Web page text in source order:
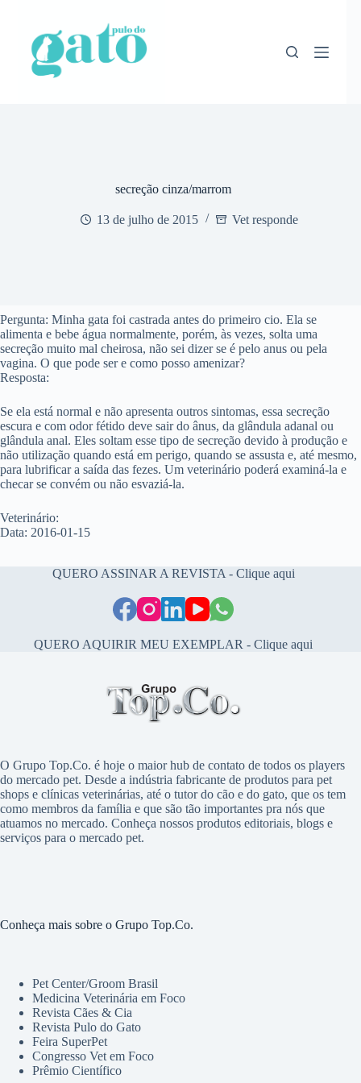
conteúdo
secreção cinza/marrom
13 de julho de 2015 Vet responde
Pergunta: Minha gata foi castrada antes do primeiro cio. Ela se
alimenta e bebe água normalmente, porém, às vezes, solta uma
secreção muito mal cheirosa, não sei dizer se é pelo anus ou pela
vagina. O que pode ser e como posso amenizar?
Resposta:
Se ela está normal e não apresenta outros sintomas, essa secreção
escura e com odor fétido deve sair do ânus, da glândula adanal ou
glândula anal. Eles soltam esse tipo de secreção devido à produção e
não utilização quando está em perigo, quando se assusta e, até mesmo,
para lubrificar a saída das fezes. Um veterinário poderá examiná-la e
checar se convém ou não esvaziá-la.
Veterinário:
Data: 2016-01-15
QUERO ASSINAR A REVISTA - Clique aqui
QUERO AQUIRIR MEU EXEMPLAR - Clique aqui
O Grupo Top.Co. é hoje o maior hub de contato de todos os players
do mercado pet. Desde a indústria fabricante de produtos para pet
shops e clínicas veterinárias, até o tutor do cão e do gato, que os tem
como membros da família e que são tão importantes pra nós que
atuamos no mercado. Conheça nossos produtos editoriais, blogs e
serviços para o mercado pet.
Conheça mais sobre o Grupo Top.Co.
Pet Center/Groom Brasil
Medicina Veterinária em Foco
Revista Cães & Cia
Revista Pulo do Gato
Feira SuperPet
Congresso Vet em Foco
Prêmio Científico